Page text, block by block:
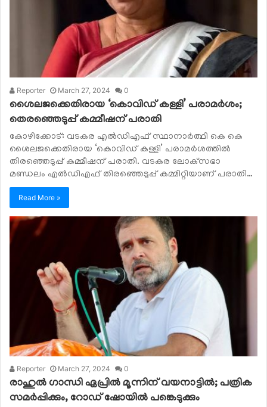
Reporter March 27, 2024 0
ശൈലജക്കെതിരായ ‘കൊവിഡ് കള്ളി’ പരാമര്‍ശം;
തെരഞ്ഞെടുപ്പ് കമ്മീഷന് പരാതി
കോഴിക്കോട്: വടകര എല്‍ഡിഎഫ് സ്ഥാനാര്‍ത്ഥി കെ കെ
ശൈലജക്കെതിരായ ‘കൊവിഡ് കള്ളി’ പരാമര്‍ശത്തില്‍
തിരഞ്ഞെടുപ്പ് കമ്മീഷന് പരാതി. വടകര ലോക്‌സഭാ
മണ്ഡലം എല്‍ഡിഎഫ് തിരഞ്ഞെടുപ്പ് കമ്മിറ്റിയാണ് പരാതി…
Read More »
Reporter March 27, 2024 0
രാഹുല്‍ ഗാന്ധി ഏപ്രില്‍ മൂന്നിന് വയനാട്ടില്‍; പത്രിക
സമര്‍പ്പിക്കും, റോഡ് ഷോയില്‍ പങ്കെടുക്കും